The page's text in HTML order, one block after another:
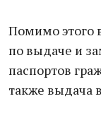
Помимо этого
по выдаче и
паспортов
также выдача